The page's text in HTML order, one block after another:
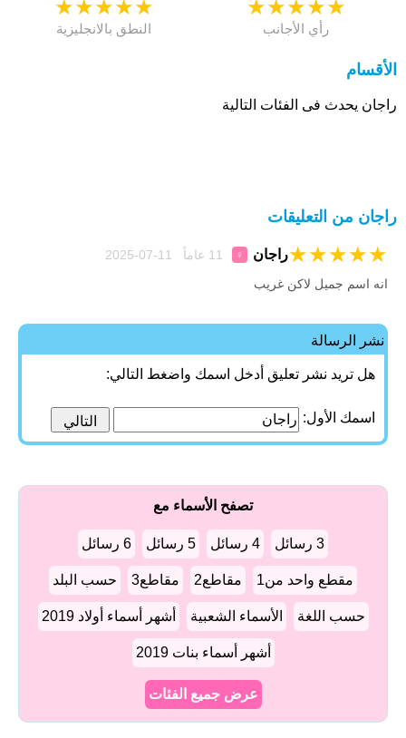
★
★
★
★
★
النطق بالانجليزية
★
★
★
★
★
رأي الأجانب
الأقسام
راجان يحدث فى الفئات التالية
راجان من التعليقات
راجان ♀ ★
★
★
★
★
انه اسم جميل لاكن غريب
نشر الرسالة
هل تريد نشر تعليق أدخل اسمك واضغط التالي:
اسمك الأول:
تصفح الأسماء مع
3 رسائل 4 رسائل 5 رسائل 6 رسائل
مقطع واحد من1 مقاطع2 مقاطع3 حسب البلد
حسب اللغة الأسماء الشعبية أشهر أسماء أولاد 2019
أشهر أسماء بنات 2019
عرض جميع الفئات